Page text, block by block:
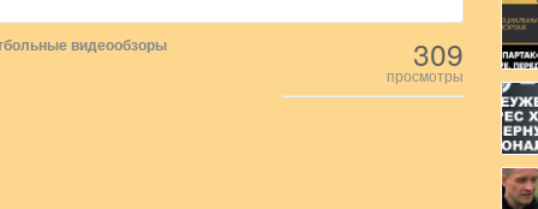
видеообзоры 309
просмотры